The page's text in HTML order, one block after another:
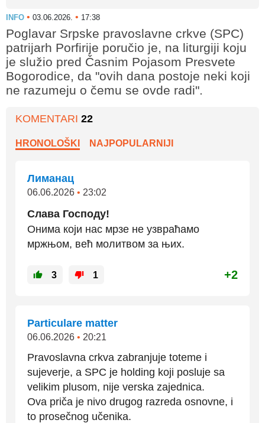
INFO • 03.06.2026. • 17:38
Poglavar Srpske pravoslavne crkve (SPC)
patrijarh Porfirije poručio je, na liturgiji koju
je služio pred Časnim Pojasom Presvete
Bogorodice, da "ovih dana postoje neki koji
ne razumeju o čemu se ovde radi".
KOMENTARI 22
HRONOLOŠKI NAJPOPULARNIJI
Лиманац
06.06.2026 • 23:02
Слава Господу!
Онима који нас мрзе не узвраћамо
мржњом, већ молитвом за њих.
3 1 +2
Particulare matter
06.06.2026 • 20:21
Pravoslavna crkva zabranjuje toteme i
sujeverje, a SPC je holding koji posluje sa
velikim plusom, nije verska zajednica.
Ova priča je nivo drugog razreda osnovne, i
to prosečnog učenika.